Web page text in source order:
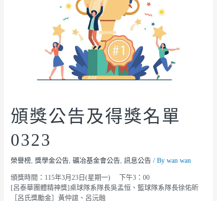
頒獎公告及得獎名單
0323
榮譽榜, 獎學金公告, 礦冶基金會公告, 訊息公告/ By wan wan
頒獎時間：115年3月23日(星期一) 下午3：00
[呂泰華團體精神獎]桌球隊系隊長吳孟恒、籃球隊系隊長徐佑昕
［呂氏獎勵金］黃仲誼、呂沅融